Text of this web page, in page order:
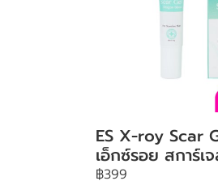
ES X-roy Scar
เอ็กซ์รอย สการ์เ
฿399